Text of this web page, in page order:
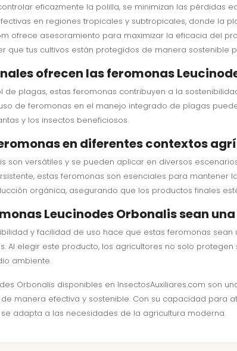
eficazmente la polilla, se minimizan las pérdidas
en regiones tropicales y subtropicales, donde la
ofrece asesoramiento para maximizar la eficacia del
que tus cultivos están protegidos de manera sostenible
ofrecen las feromonas
plagas, estas feromonas contribuyen a la
de feromonas en el manejo integrado de plagas
y los insectos beneficiosos.
en diferentes contextos
son versátiles y se pueden aplicar en diversos
estas feromonas son esenciales para mantener
orgánica, asegurando que los productos finales
Leucinodes Orbonalis sean
y facilidad de uso hace que estas feromonas
Al elegir este producto, los agricultores no solo
ambiente.
Orbonalis disponibles en InsectosAuxiliares.com son
manera efectiva y sostenible. Con su capacidad para
adapta a las necesidades de la agricultura moderna.